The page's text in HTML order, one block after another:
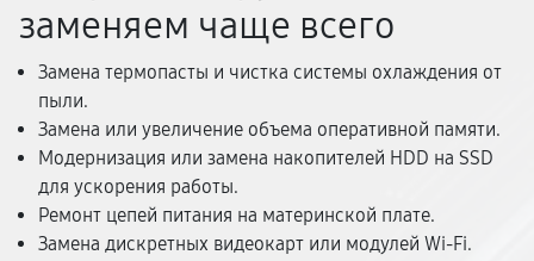
заменяем чаще всего
Замена термопасты и чистка системы охлаждения от
пыли.
Замена или увеличение объема оперативной памяти.
Модернизация или замена накопителей HDD на SSD
для ускорения работы.
Ремонт цепей питания на материнской плате.
Замена дискретных видеокарт или модулей Wi-Fi.